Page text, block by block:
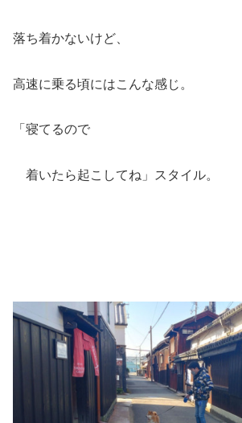
落ち着かないけど、
高速に乗る頃にはこんな感じ。
「寝てるので
着いたら起こしてね」スタイル。